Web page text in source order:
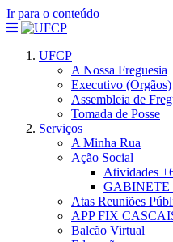
Ir para o conteúdo
UFCP
A Nossa Freguesia
Executivo (Orgãos)
Assembleia de
Tomada de Posse
Serviços
A Minha Rua
Ação Social
Atividades
GABINETE
Atas Reuniões
APP FIX
Balcão Virtual